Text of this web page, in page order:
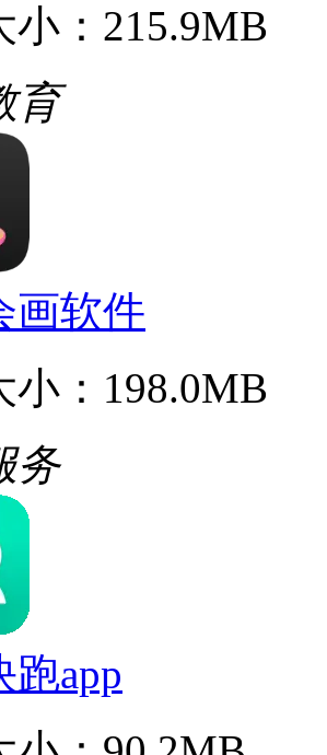
小：215.9MB
育
画软件
小：198.0MB
务
跑app